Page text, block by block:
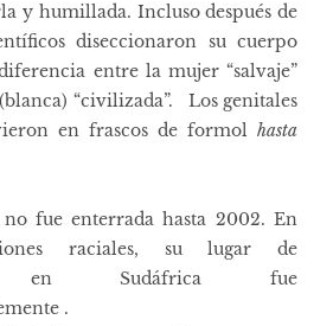
y humillada. Incluso después de
diseccionaron su cuerpo
entre la mujer “salvaje”
“civilizada”.
Losgenitales
en frascos de formol hasta
fue enterrada hasta 2002. En
raciales, su lugar de
en Sudáfrica fue
.